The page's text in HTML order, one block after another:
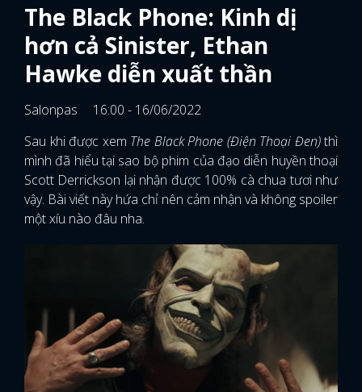
The Black Phone: Kinh dị
hơn cả Sinister, Ethan
Hawke diễn xuất thần
Salonpas
16:00 - 16/06/2022
Sau khi được xem The Black Phone (Điện Thoại Đen)thì
mình đã hiểu tại sao bộ phim của đạo diễn huyền thoại
Scott Derrickson lại nhận được 100% cà chua tươi như
vậy. Bài viết này hứa chỉ nên cảm nhận và không spoiler
một xíu nào đâu nha.